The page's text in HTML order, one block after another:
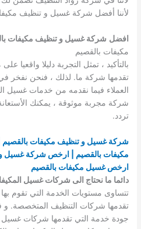
لأننا أفضل شركة غسيل و تنظيف
افضل شركة غسيل و تنظيف مكيفات
مكيفات بالقصيم
بالتأكيد ، تمثل التجربة دليلا واقعيا
تقدمها شركة ما. لذلك ، فنحن نفخر
العملاء فيما نقدمه من خدمات غسيل
شركة مجربة موثوقة ، يمكنك الأستعانة
تردد.
شركة غسيل و تنظيف مكيفات
مكيفات بالقصيم | ارخص شركة غسيل و
ارخص غسيل مكيفات بالقصيم
دائما ما نحتاج الى شركات غسيل
تتساوى مستويات الخدمة التي تقوم
تقدمها شركات التنظيف المتخصصة. و
جودة خدمة التي تقدمها شركات غسيل